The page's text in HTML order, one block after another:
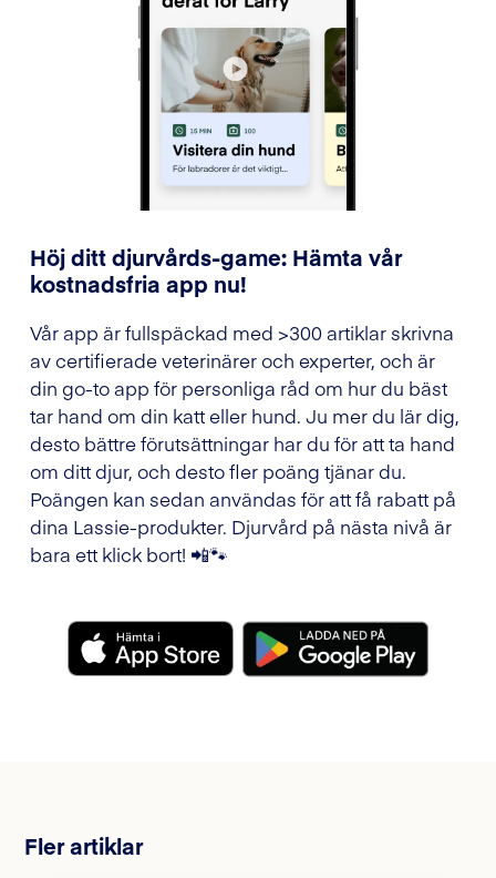
Höj ditt djurvårds-game: Hämta vår
kostnadsfria app nu!
Vår app är fullspäckad med >300 artiklar skrivna
av certifierade veterinärer och experter, och är
din go-to app för personliga råd om hur du bäst
tar hand om din katt eller hund. Ju mer du lär dig,
desto bättre förutsättningar har du för att ta hand
om ditt djur, och desto fler poäng tjänar du.
Poängen kan sedan användas för att få rabatt på
dina Lassie-produkter. Djurvård på nästa nivå är
bara ett klick bort! 📲🐾
Fler artiklar